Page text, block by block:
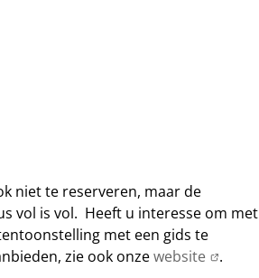
niet te reserveren, maar de
vol is vol. Heeft u interesse om met
met een gids te
zie ook onzewebsite .